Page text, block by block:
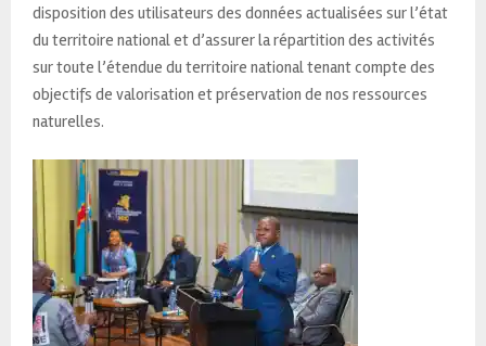
disposition des utilisateurs des données actualisées sur l’état
du territoire national et d’assurer la répartition des activités
sur toute l’étendue du territoire national tenant compte des
objectifs de valorisation et préservation de nos ressources
naturelles.